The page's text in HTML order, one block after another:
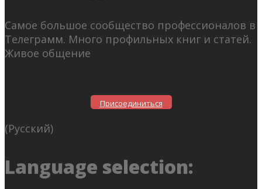
Самое большое сообщество профессионалов в
Телеграмм. Много профильных книг и статей.
Живое общение
Присоединиться
(Русский)
Language selection: